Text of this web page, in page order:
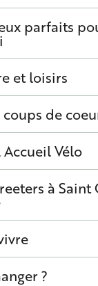
parfaits
et loisirs
coups de
Accueil Vélo
à
?
!
vous